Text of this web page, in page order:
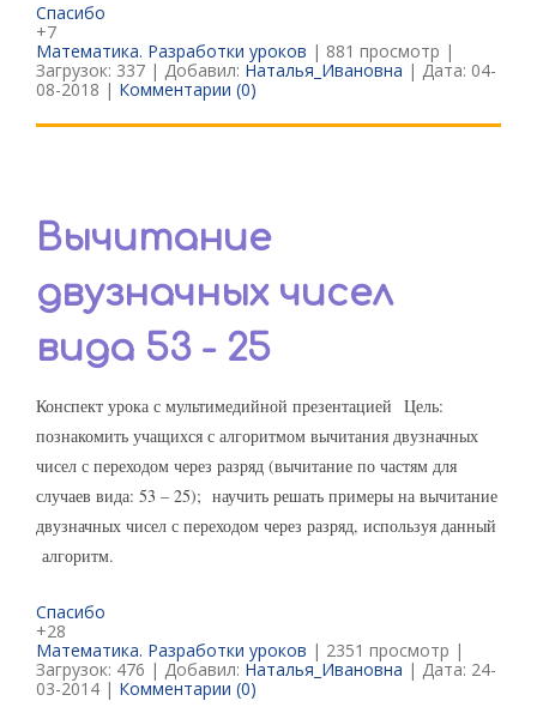
Спасибо
+7
Математика. Разработки уроков | 881 просмотр |
Загрузок: 337 | Добавил: Наталья_Ивановна | Дата: 04-
08-2018 | Комментарии (0)
Вычитание
двузначных чисел
вида 53 - 25
Конспект урока с мультимедийной презентацией Цель:
познакомить учащихся с алгоритмом вычитания двузначных
чисел с переходом через разряд (вычитание по частям для
случаев вида: 53 – 25); научить решать примеры на вычитание
двузначных чисел с переходом через разряд, используя данный
алгоритм.
Спасибо
+28
Математика. Разработки уроков | 2351 просмотр |
Загрузок: 476 | Добавил: Наталья_Ивановна | Дата: 24-
03-2014 | Комментарии (0)